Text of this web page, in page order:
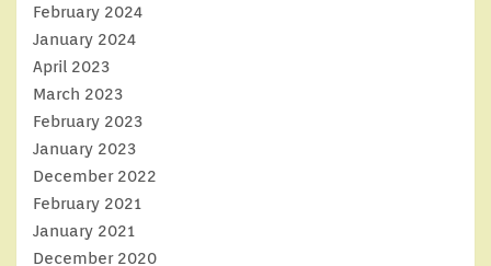
February 2024
January 2024
April 2023
March 2023
February 2023
January 2023
December 2022
February 2021
January 2021
December 2020